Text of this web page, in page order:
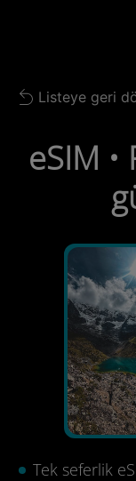
Back to list
Listeye geri
eSIM •
Tek seferlik